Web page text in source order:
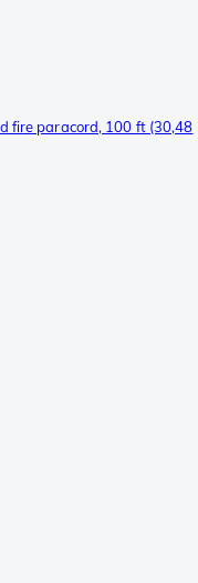
fire paracord, 100 ft (30,48